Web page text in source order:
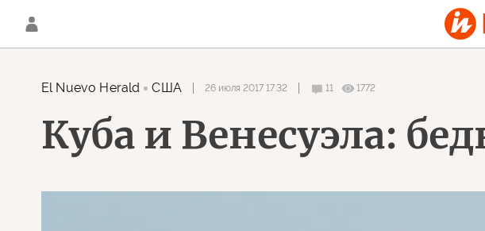
El Nuevo Herald США 26 июля 2017 17:32 11 1772
Куба и Венесуэла: